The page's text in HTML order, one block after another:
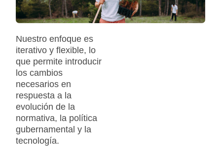
Nuestro enfoque es
iterativo y flexible, lo
que permite introducir
los cambios
necesarios en
respuesta a la
evolución de la
normativa, la política
gubernamental y la
tecnología.